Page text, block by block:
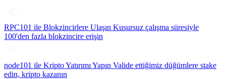
RPC101 ile Blokzincirlere Ulaşın Kusursuz çalışma süresiyle
100'den fazla blokzincire erişin
node101 ile Kripto Yatırımı Yapın Valide ettiğimiz düğümlere stake
edin, kripto kazanın